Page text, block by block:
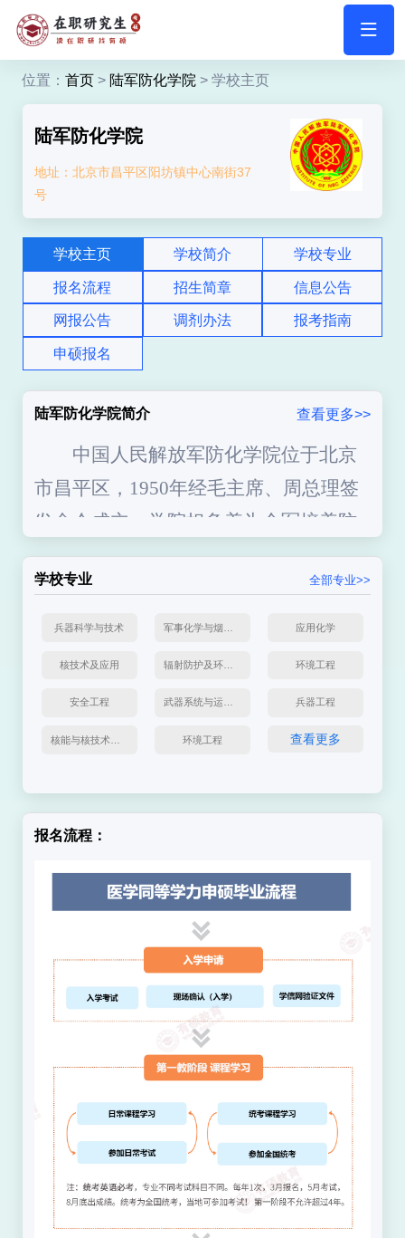
位置： 首页 > 陆军防化学院 > 学校主页
陆军防化学院
地址：北京市昌平区阳坊镇中心南街37
号
学校主页 学校简介 学校专业
报名流程 招生简章 信息公告
网报公告 调剂办法 报考指南
申硕报名
陆军防化学院简介
中国人民解放军防化学院位于北京
市昌平区， 1950年经毛主席、周总理签
发命令成立。学院担负着为全军培养防
化指挥军官和防化工程技术军官的任
务，是一所军事指挥和工程技术合一的
综合性高等院校，被誉为“防化兵摇
篮”。学院以工学、军事学门类为主，开
博士点、1个学术学位硕士授予点、5个
工程专业硕士授权点和3个军事专业硕士
学院师资力量雄厚，教学科研人员中
教授、副教授（高级工程师）超过
30%，硕士以上高学历教员超过50%，
有数十名专家教授享受政府特殊津贴，
涌现出一等功臣钟玉征，化武专家陈海
平、“和平卫士”郁建兴等一大批国际知
名的英模人物。
学院占地180公顷 ，教学设施先进配
套，教学实验楼总使用面积达40000多平
米，其中各类实验室300余个，总使用面
30000多平米，多媒体教室75个，总使
查看更多>>
学校专业 全部专业>>
兵器科学与技术 应用化学
核技术及应用 辐射防护及环境保护 环境工程
安全工程 武器系统与运用工程 兵器工程
核能与核技术工程 环境工程 查看更多
报名流程：